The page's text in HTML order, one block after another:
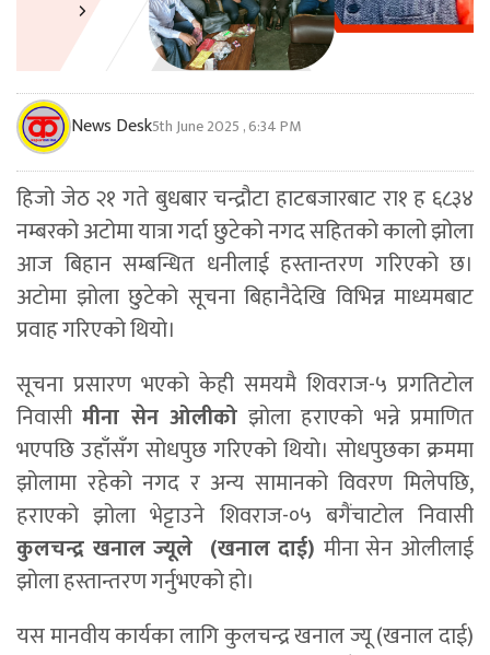
News Desk5th June 2025 , 6:34 PM
हिजो जेठ २१ गते बुधबार चन्द्रौटा हाटबजारबाट रा१ ह ६८३४
नम्बरको अटोमा यात्रा गर्दा छुटेको नगद सहितको कालो झोला
आज बिहान सम्बन्धित धनीलाई हस्तान्तरण गरिएको छ।
अटोमा झोला छुटेको सूचना बिहानैदेखि विभिन्न माध्यमबाट
प्रवाह गरिएको थियो।
सूचना प्रसारण भएको केही समयमै शिवराज-५ प्रगतिटोल
निवासीमीना सेन ओलीको झोला हराएको भन्ने प्रमाणित
भएपछि उहाँसँग सोधपुछ गरिएको थियो। सोधपुछका क्रममा
झोलामा रहेको नगद र अन्य सामानको विवरण मिलेपछि,
हराएको झोला भेट्टाउने शिवराज-०५ बगैंचाटोल निवासी
कुलचन्द्र खनाल ज्यूले (खनाल दाई) मीना सेन ओलीलाई
झोला हस्तान्तरण गर्नुभएको हो।
यस मानवीय कार्यका लागि कुलचन्द्र खनाल ज्यू (खनाल दाई)